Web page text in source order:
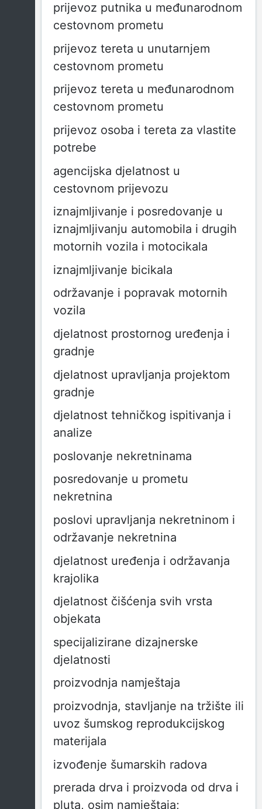
prijevoz putnika u međunarodnom
cestovnom prometu
prijevoz tereta u unutarnjem
cestovnom prometu
prijevoz tereta u međunarodnom
cestovnom prometu
prijevoz osoba i tereta za vlastite
potrebe
agencijska djelatnost u
cestovnom prijevozu
iznajmljivanje i posredovanje u
iznajmljivanju automobila i drugih
motornih vozila i motocikala
iznajmljivanje bicikala
održavanje i popravak motornih
vozila
djelatnost prostornog uređenja i
gradnje
djelatnost upravljanja projektom
gradnje
djelatnost tehničkog ispitivanja i
analize
poslovanje nekretninama
posredovanje u prometu
nekretnina
poslovi upravljanja nekretninom i
održavanje nekretnina
djelatnost uređenja i održavanja
krajolika
djelatnost čišćenja svih vrsta
objekata
specijalizirane dizajnerske
djelatnosti
proizvodnja namještaja
proizvodnja, stavljanje na tržište ili
uvoz šumskog reprodukcijskog
materijala
izvođenje šumarskih radova
prerada drva i proizvoda od drva i
pluta, osim namještaja;